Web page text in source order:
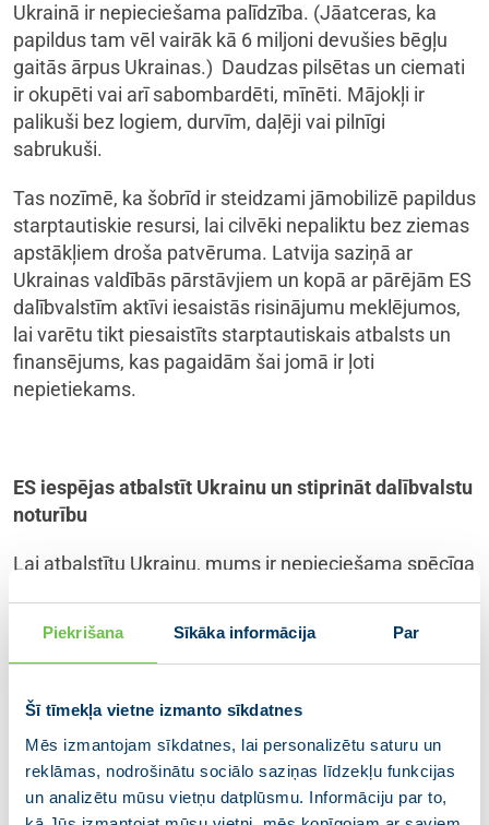
Piekrišana Sīkāka informācija Par
Šī tīmekļa vietne izmanto sīkdatnes
Mēs izmantojam sīkdatnes, lai personalizētu saturu un
reklāmas, nodrošinātu sociālo saziņas līdzekļu funkcijas
un analizētu mūsu vietņu datplūsmu. Informāciju par to,
Ukrainā ir nepieciešama palīdzība. (Jāatceras, ka
papildus tam vēl vairāk kā 6 miljoni devušies bēgļu
gaitās ārpus Ukrainas.) Daudzas pilsētas un ciemati
ir okupēti vai arī sabombardēti, mīnēti. Mājokļi ir
palikuši bez logiem, durvīm, daļēji vai pilnīgi
sabrukuši.
Tas nozīmē, ka šobrīd ir steidzami jāmobilizē papildus
starptautiskie resursi, lai cilvēki nepaliktu bez ziemas
apstākļiem droša patvēruma. Latvija saziņā ar
Ukrainas valdībās pārstāvjiem un kopā ar pārējām ES
dalībvalstīm aktīvi iesaistās risinājumu meklējumos,
lai varētu tikt piesaistīts starptautiskais atbalsts un
finansējums, kas pagaidām šai jomā ir ļoti
nepietiekams.
ES iespējas atbalstīt Ukrainu un stiprināt dalībvalstu
noturību
Lai atbalstītu Ukrainu, mums ir nepieciešama spēcīga
ES paplašināšanās procesu un uzlabot ES institūciju
Krievija vēlas izmantot gāzi un naftu kā ieročus un
instrumentu Eiropas vienotības graušanai, vēlas
vājināt sabiedrības un politiķu atbalstu sankciju
vēršanai pret to. Vienota pieeja un cieša ES